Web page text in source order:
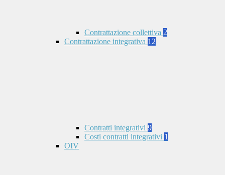
Contrattazione collettiva 2
Contrattazione integrativa 12
Contratti integrativi 9
Costi contratti integrativi 1
OIV